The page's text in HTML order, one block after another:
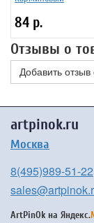
84 р.
Отзывы о
Добавить отзыв
artpinok.ru
Москва
8(495)989-51-22
ArtPinOk на Яндекс.